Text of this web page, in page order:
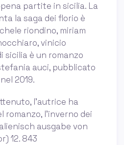
partite in sicilia. La
la saga dei florio è
riondino, miriam
vinicio
sicilia è un romanzo
auci, pubblicato
2019.
l'autrice ha
romanzo, l'inverno dei
ausgabe von
12. 843